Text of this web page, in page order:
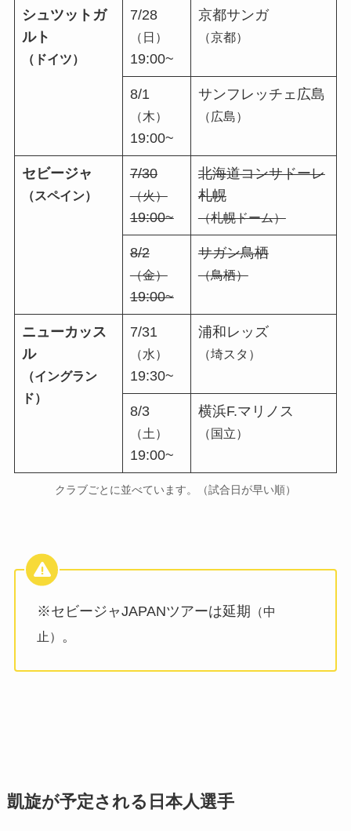
シュツットガ
ルト
（ドイツ）
7/28
（日）
19:00~
京都サンガ
（京都）
8/1
（木）
19:00~
サンフレッチェ広島
（広島）
セビージャ
（スペイン）
7/30
（火）
19:00~
北海道コンサドーレ
札幌
（札幌ドーム）
8/2
（金）
19:00~
サガン鳥栖
（鳥栖）
ニューカッス
ル
（イングラン
ド）
7/31
（水）
19:30~
浦和レッズ
（埼スタ）
8/3
（土）
19:00~
横浜F.マリノス
（国立）
クラブごとに並べています。（試合日が早い順）
※セビージャJAPANツアーは延期 （中
止）
。
凱旋が予定される日本人選手